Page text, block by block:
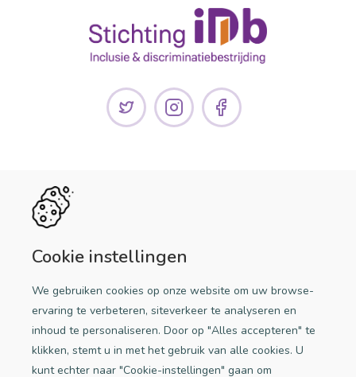
Cookie instellingen
We gebruiken cookies op onze website om uw browse-
ervaring te verbeteren, siteverkeer te analyseren en
inhoud te personaliseren. Door op "Alles accepteren" te
klikken, stemt u in met het gebruik van alle cookies. U
kunt echter naar "Cookie-instellingen" gaan om
Handige links
Discriminatie melden
Een initiatief van Stichting iDb